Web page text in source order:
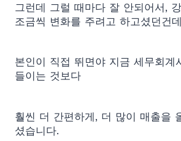
그런데 그럴 때마다 잘 안되어서,
조금씩 변화를 주려고 하고셨던건
본인이 직접 뛰면야 지금 세무회계
들이는 것보다
훨씬 더 간편하게, 더 많이 매출을
셨습니다.